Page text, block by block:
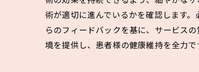
術が適切に進んでいるかを確認します
らのフィードバックを基に、サービス
境を提供し、患者様の健康維持を全力で